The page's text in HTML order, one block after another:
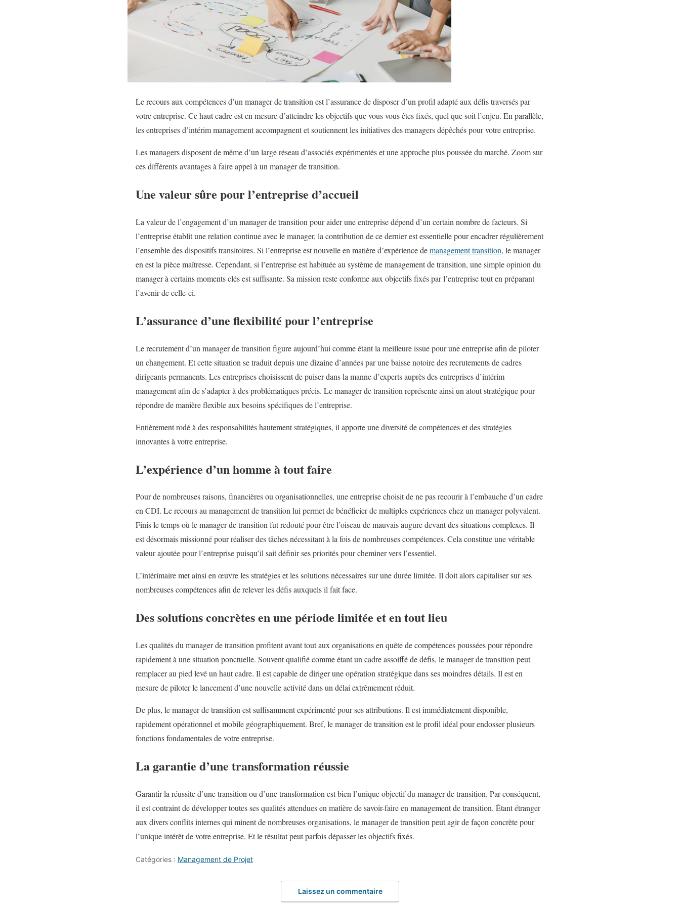
Le recours aux compétences d’un manager de transition est l’assurance de disposer d’un profil adapté aux défis traversés par
votre entreprise. Ce haut cadre est en mesure d’atteindre les objectifs que vous vous êtes fixés, quel que soit l’enjeu. En parallèle,
les entreprises d’intérim management accompagnent et soutiennent les initiatives des managers dépêchés pour votre entreprise.
Les managers disposent de même d’un large réseau d’associés expérimentés et une approche plus poussée du marché. Zoom sur
ces différents avantages à faire appel à un manager de transition.
Une valeur sûre pour l’entreprise d’accueil
La valeur de l’engagement d’un manager de transition pour aider une entreprise dépend d’un certain nombre de facteurs. Si
l’entreprise établit une relation continue avec le manager, la contribution de ce dernier est essentielle pour encadrer régulièrement
l’ensemble des dispositifs transitoires. Si l’entreprise est nouvelle en matière d’expérience demanagement transition, le manager
en est la pièce maîtresse. Cependant, si l’entreprise est habituée au système de management de transition, une simple opinion du
manager à certains moments clés est suffisante. Sa mission reste conforme aux objectifs fixés par l’entreprise tout en préparant
l’avenir de celle-ci.
L’assurance d’une flexibilité pour l’entreprise
Le recrutement d’un manager de transition figure aujourd’hui comme étant la meilleure issue pour une entreprise afin de piloter
un changement. Et cette situation se traduit depuis une dizaine d’années par une baisse notoire des recrutements de cadres
dirigeants permanents. Les entreprises choisissent de puiser dans la manne d’experts auprès des entreprises d’intérim
management afin de s’adapter à des problématiques précis. Le manager de transition représente ainsi un atout stratégique pour
répondre de manière flexible aux besoins spécifiques de l’entreprise.
Entièrement rodé à des responsabilités hautement stratégiques, il apporte une diversité de compétences et des stratégies
innovantes à votre entreprise.
L’expérience d’un homme à tout faire
Pour de nombreuses raisons, financières ou organisationnelles, une entreprise choisit de ne pas recourir à l’embauche d’un cadre
en CDI. Le recours au management de transition lui permet de bénéficier de multiples expériences chez un manager polyvalent.
Finis le temps où le manager de transition fut redouté pour être l’oiseau de mauvais augure devant des situations complexes. Il
est désormais missionné pour réaliser des tâches nécessitant à la fois de nombreuses compétences. Cela constitue une véritable
valeur ajoutée pour l’entreprise puisqu’il sait définir ses priorités pour cheminer vers l’essentiel.
L’intérimaire met ainsi en œuvre les stratégies et les solutions nécessaires sur une durée limitée. Il doit alors capitaliser sur ses
nombreuses compétences afin de relever les défis auxquels il fait face.
Des solutions concrètes en une période limitée et en tout lieu
Les qualités du manager de transition profitent avant tout aux organisations en quête de compétences poussées pour répondre
rapidement à une situation ponctuelle. Souvent qualifié comme étant un cadre assoiffé de défis, le manager de transition peut
remplacer au pied levé un haut cadre. Il est capable de diriger une opération stratégique dans ses moindres détails. Il est en
mesure de piloter le lancement d’une nouvelle activité dans un délai extrêmement réduit.
De plus, le manager de transition est suffisamment expérimenté pour ses attributions. Il est immédiatement disponible,
rapidement opérationnel et mobile géographiquement. Bref, le manager de transition est le profil idéal pour endosser plusieurs
fonctions fondamentales de votre entreprise.
La garantie d’une transformation réussie
Garantir la réussite d’une transition ou d’une transformation est bien l’unique objectif du manager de transition. Par conséquent,
il est contraint de développer toutes ses qualités attendues en matière de savoir-faire en management de transition. Étant étranger
aux divers conflits internes qui minent de nombreuses organisations, le manager de transition peut agir de façon concrète pour
l’unique intérêt de votre entreprise. Et le résultat peut parfois dépasser les objectifs fixés.
Catégories : Management de Projet
Laissez un commentaire